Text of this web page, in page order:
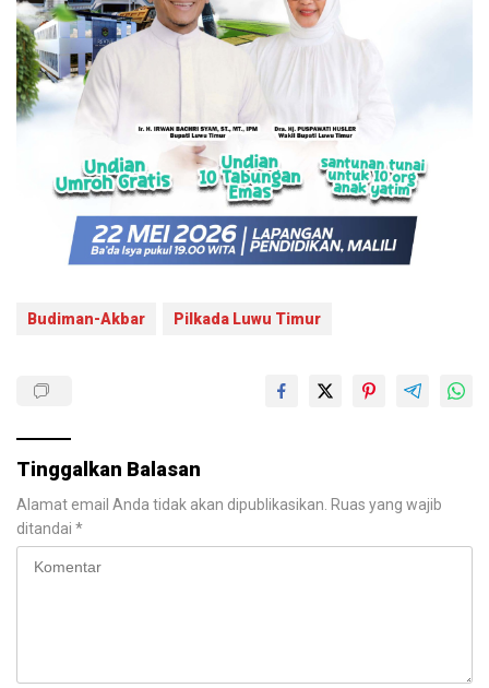
Budiman-Akbar Pilkada Luwu Timur
Tinggalkan Balasan
Alamat email Anda tidak akan dipublikasikan. Ruas yang wajib
ditandai *